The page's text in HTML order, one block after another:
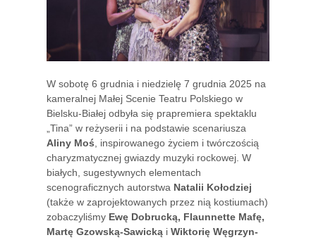
W sobotę 6 grudnia i niedzielę 7 grudnia 2025 na
kameralnej Małej Scenie Teatru Polskiego w
Bielsku-Białej odbyła się prapremiera spektaklu
„Tina” w reżyserii i na podstawie scenariusza
Aliny Moś, inspirowanego życiem i twórczością
charyzmatycznej gwiazdy muzyki rockowej. W
białych, sugestywnych elementach
scenograficznych autorstwa Natalii Kołodziej
(także w zaprojektowanych przez nią kostiumach)
zobaczyliśmy Ewę Dobrucką, Flaunnette Mafę,
Martę Gzowską-Sawicką i Wiktorię Węgrzyn-